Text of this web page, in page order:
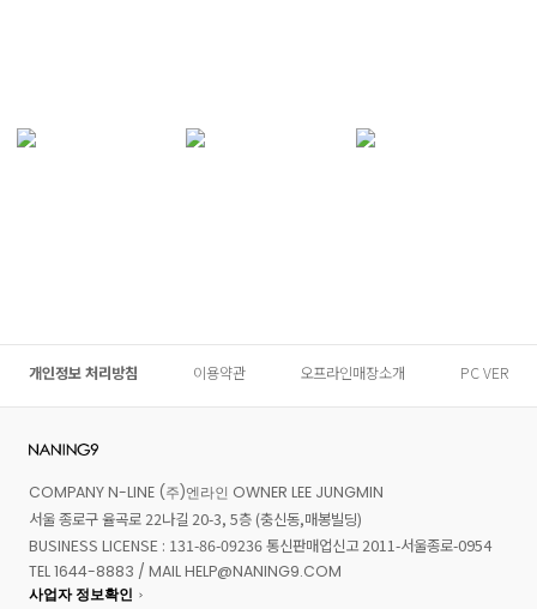
개인정보 처리방침 이용약관 오프라인매장소개 PC VER
COMPANY N-LINE (주)엔라인 OWNER LEE JUNGMIN
서울 종로구 율곡로 22나길 20-3, 5층 (충신동,매봉빌딩)
BUSINESS LICENSE : 131-86-09236 통신판매업신고 2011-서울종로-0954
TEL 1644-8883 / MAIL HELP@NANING9.COM
사업자 정보확인